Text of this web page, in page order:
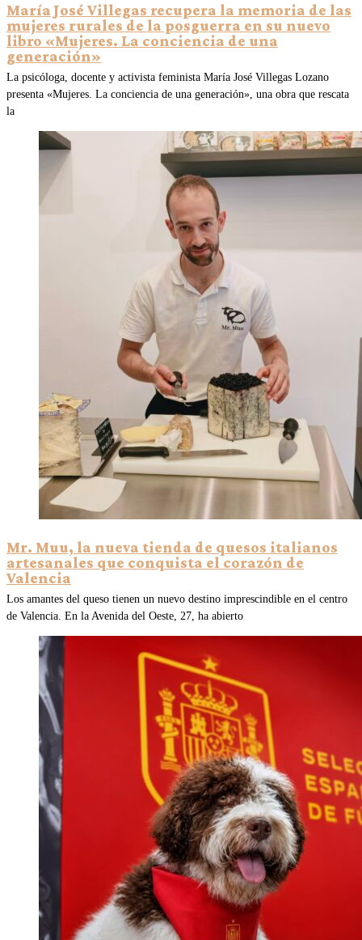
María José Villegas recupera la memoria de las
mujeres rurales de la posguerra en su nuevo
libro «Mujeres. La conciencia de una
generación»
La psicóloga, docente y activista feminista María José Villegas Lozano
presenta «Mujeres. La conciencia de una generación», una obra que rescata
la
Mr. Muu, la nueva tienda de quesos italianos
artesanales que conquista el corazón de
Valencia
Los amantes del queso tienen un nuevo destino imprescindible en el centro
de Valencia. En la Avenida del Oeste, 27, ha abierto